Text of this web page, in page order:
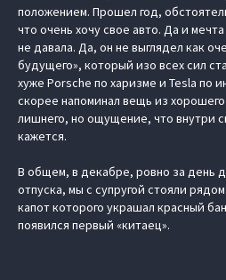
положением. Прошел год,
что очень хочу свое авто. Да и
не давала. Да, он не выглядел как
будущего», который изо всех сил
хуже Porsche по харизме и Tesla по
скорее напоминал вещь из хорошего
лишнего, но ощущение, что внутри
кажется.
В общем, в декабре, ровно за день
отпуска, мы с супругой стояли
капот которого украшал красный
появился первый «китаец».